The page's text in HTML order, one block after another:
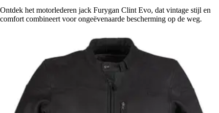
Ontdek het motorlederen jack Furygan Clint Evo, dat vintage stijl en
comfort combineert voor ongeëvenaarde bescherming op de weg.